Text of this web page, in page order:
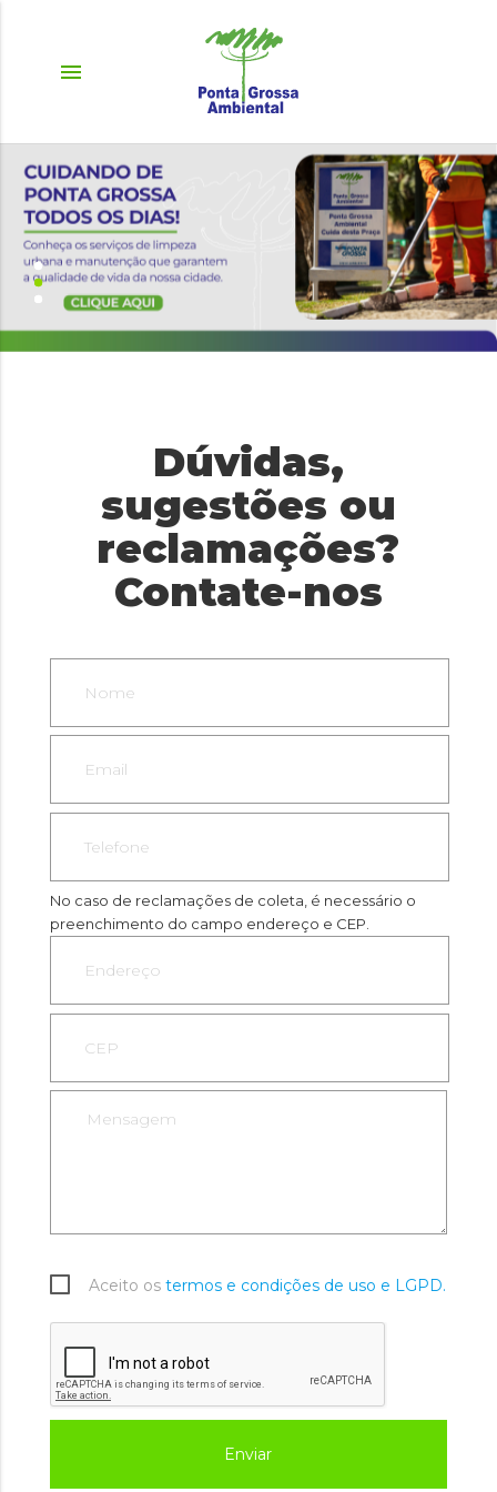
menu
Dúvidas,
sugestões ou
reclamações?
Contate-nos
No caso de reclamações de coleta, é necessário o
preenchimento do campo endereço e CEP.
Aceito os termos e condições de uso e LGPD.
Enviar